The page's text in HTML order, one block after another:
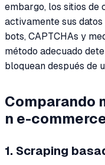
embargo, los sitios
activamente sus
bots, CAPTCHAs y
método adecuado
bloquean después de
Comparando
n e-
1. Scraping